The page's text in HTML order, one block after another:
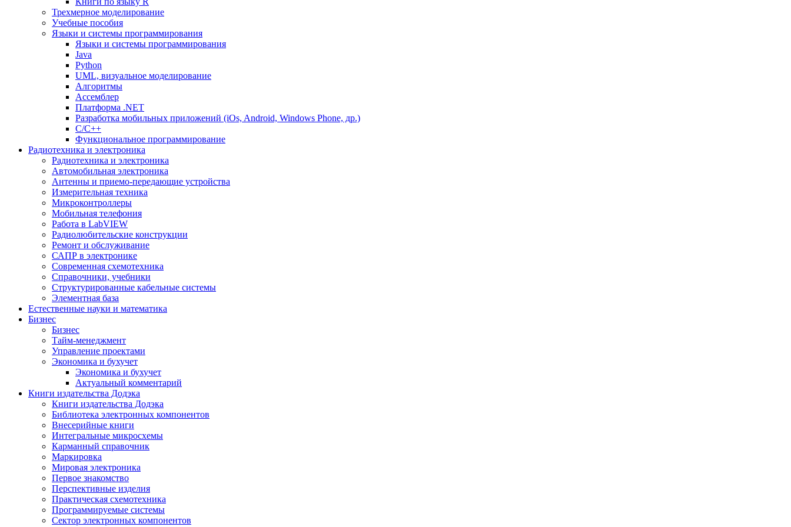
Трехмерное моделирование
Учебные пособия
Языки и системы программирования
Языки и системы программирования
Java
Python
UML, визуальное моделирование
Алгоритмы
Ассемблер
Платформа .NET
Разработка мобильных приложений (iOs, Android, Windows Phone, др.)
С/С++
Функциональное программирование
Радиотехника и электроника
Радиотехника и электроника
Автомобильная электроника
Антенны и приемо-передающие устройства
Измерительная техника
Микроконтроллеры
Мобильная телефония
Работа в LabVIEW
Радиолюбительские конструкции
Ремонт и обслуживание
САПР в электронике
Современная схемотехника
Справочники, учебники
Структурированные кабельные системы
Элементная база
Естественные науки и математика
Бизнес
Бизнес
Тайм-менеджмент
Управление проектами
Экономика и бухучет
Экономика и бухучет
Актуальный комментарий
Книги издательства Додэка
Книги издательства Додэка
Библиотека электронных компонентов
Внесерийные книги
Интегральные микросхемы
Карманный справочник
Маркировка
Мировая электроника
Первое знакомство
Перспективные изделия
Практическая схемотехника
Программируемые системы
Сектор электронных компонентов